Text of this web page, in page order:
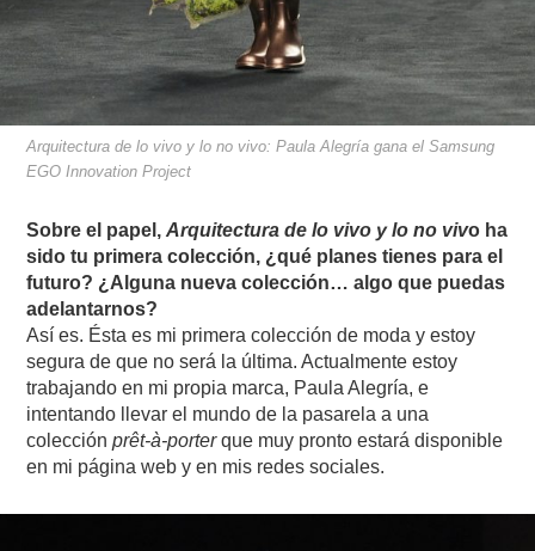
Arquitectura de lo vivo y lo no vivo: Paula Alegría gana el Samsung
EGO Innovation Project
Sobre el papel,Arquitectura de lo vivo y lo no vivo ha
sido tu primera colección, ¿qué planes tienes para el
futuro? ¿Alguna nueva colección… algo que puedas
adelantarnos?
Así es. Ésta es mi primera colección de moda y estoy
segura de que no será la última. Actualmente estoy
trabajando en mi propia marca, Paula Alegría, e
intentando llevar el mundo de la pasarela a una
colecciónprêt-à-porterque muy pronto estará disponible
en mi página web y en mis redes sociales.